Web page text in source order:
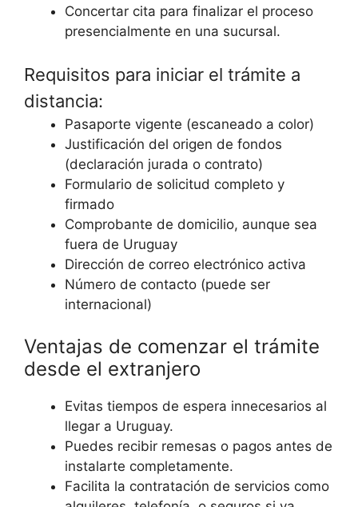
Concertar cita para finalizar el proceso
presencialmente en una sucursal.
Requisitos para iniciar el trámite a
distancia:
Pasaporte vigente (escaneado a color)
Justificación del origen de fondos
(declaración jurada o contrato)
Formulario de solicitud completo y
firmado
Comprobante de domicilio, aunque sea
fuera de Uruguay
Dirección de correo electrónico activa
Número de contacto (puede ser
internacional)
Ventajas de comenzar el trámite
desde el extranjero
Evitas tiempos de espera innecesarios al
llegar a Uruguay.
Puedes recibir remesas o pagos antes de
instalarte completamente.
Facilita la contratación de servicios como